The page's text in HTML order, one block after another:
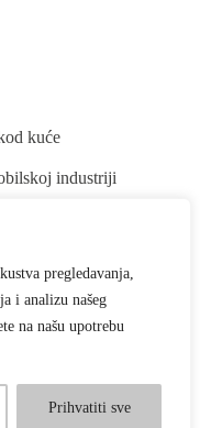
pregledavanja,
i analizu našeg
na našu upotrebu
Prihvatiti sve
kuće
industriji
za šminku